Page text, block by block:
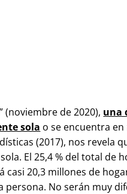
de 2020), una
sola o se encuentra
(2017), nos revela
El 25,4 % del total de
casi 20,3 millones de
persona. No serán muy